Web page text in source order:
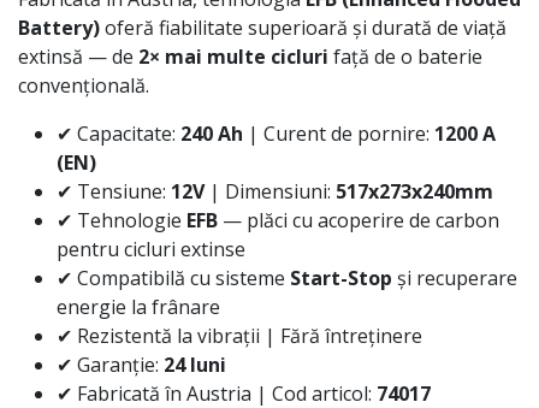
Battery)oferă fiabilitate superioară și durată de viață
extinsă — de 2× mai multe cicluri față de o baterie
convențională.
✔ Capacitate: 240 Ah | Curent de pornire: 1200 A
(EN)
✔ Tensiune: 12V| Dimensiuni: 517x273x240mm
✔ Tehnologie EFB — plăci cu acoperire de carbon
pentru cicluri extinse
✔ Compatibilă cu sisteme Start-Stop și recuperare
energie la frânare
✔ Rezistentă la vibrații | Fără întreținere
✔ Garanție: 24 luni
✔ Fabricată în Austria | Cod articol: 74017